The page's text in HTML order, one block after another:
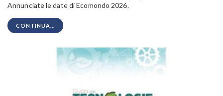
Annunciate le date di Ecomondo 2026.
CONTINUA...